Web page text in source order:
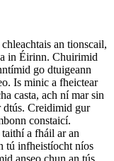
an tionscail,
in Éirinn. Chuirimid
go dtuigeann
Is minic a fheictear
casta, ach ní mar sin
dtús. Creidimid gur
constaicí.
a fháil ar an
tú infheistíocht níos